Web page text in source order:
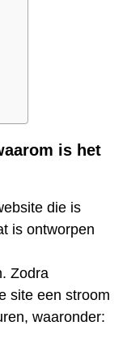
is het
die is
is ontworpen
Zodra
site een stroom
waaronder: